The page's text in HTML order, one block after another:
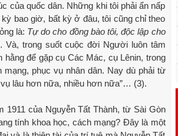
của quốc dân. Những khi tôi phải ẩn nấp
bao giờ, bất kỳ ở đâu, tôi cũng chỉ theo
là: Tự do cho đồng bào tôi, độc lập cho
Và, trong suốt cuộc đời Người luôn tâm
để gặp cụ Các Mác, cụ Lênin, trong
phục vụ nhân dân. Nay dù phải từ
lâu hơn nữa, nhiều hơn nữa”… (3).
1911 của Nguyễn Tất Thành, từ Sài Gòn
tính khoa học, cách mạng? Đây là một